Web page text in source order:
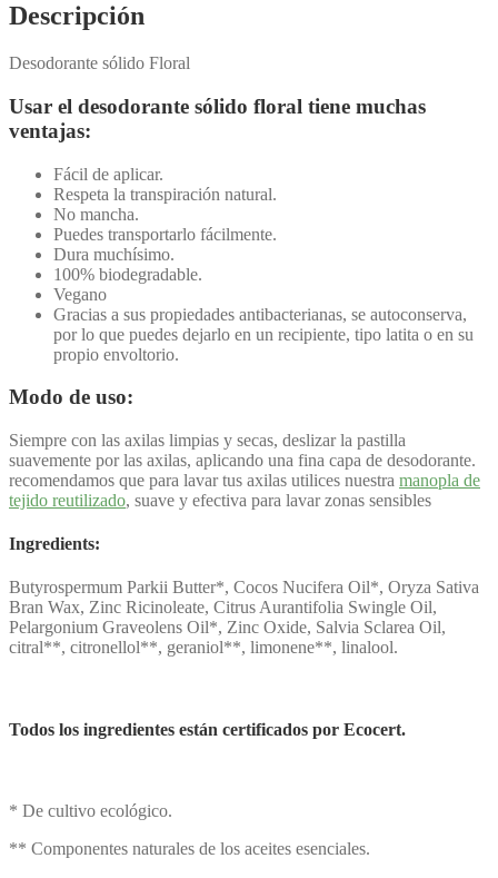
Descripción
Desodorante sólido Floral
Usar el desodorante sólido floral tiene muchas
ventajas:
Fácil de aplicar.
Respeta la transpiración natural.
No mancha.
Puedes transportarlo fácilmente.
Dura muchísimo.
100% biodegradable.
Vegano
Gracias a sus propiedades antibacterianas, se autoconserva,
por lo que puedes dejarlo en un recipiente, tipo latita o en su
propio envoltorio.
Modo de uso:
Siempre con las axilas limpias y secas, deslizar la pastilla
suavemente por las axilas, aplicando una fina capa de desodorante.
recomendamos que para lavar tus axilas utilices nuestra manopla de
tejido reutilizado, suave y efectiva para lavar zonas sensibles
Ingredients:
Butyrospermum Parkii Butter*, Cocos Nucifera Oil*, Oryza Sativa
Bran Wax, Zinc Ricinoleate, Citrus Aurantifolia Swingle Oil,
Pelargonium Graveolens Oil*, Zinc Oxide, Salvia Sclarea Oil,
citral**, citronellol**, geraniol**, limonene**, linalool.
Todos los ingredientes están certificados por Ecocert.
* De cultivo ecológico.
** Componentes naturales de los aceites esenciales.